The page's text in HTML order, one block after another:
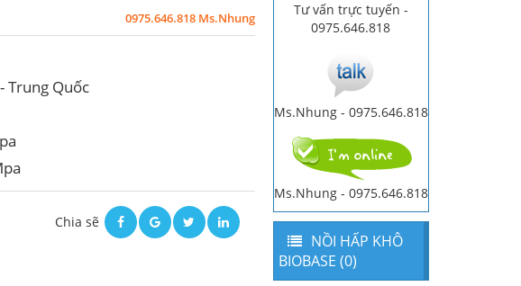
0975.646.818 Ms.Nhung
Trung Quốc
Chia sẽ
Tư vấn trực tuyến -
0975.646.818
Ms.Nhung - 0975.646.818
Ms.Nhung - 0975.646.818
NỒI HẤP KHÔ
BIOBASE (0)